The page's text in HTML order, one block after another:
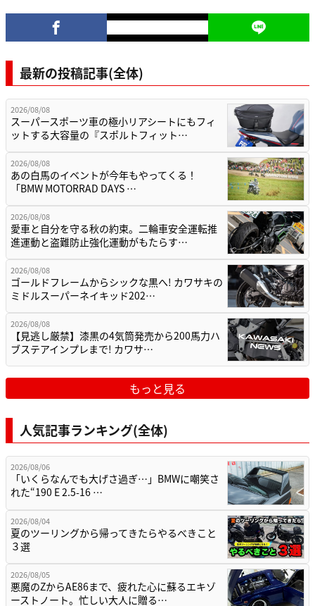
最新の投稿記事(全体)
2026/08/08
スーパースポーツ車の極小リアシートにもフィ
ットする大容量の『スポルトフィット…
2026/08/08
あの白馬のイベントが今年もやってくる！
「BMW MOTORRAD DAYS …
2026/08/08
愛車と自分を守る秋の約束。二輪車安全運転推
進運動と盗難防止強化運動がもたらす…
2026/08/08
ゴールドフレームからシックな黒へ! カワサキの
ミドルスーパーネイキッド202…
2026/08/08
【見逃し厳禁】漆黒の4気筒発売から200馬力ハ
ブステアインプレまで! カワサ…
もっと見る
人気記事ランキング(全体)
2026/08/06
「いくらなんでも大げさ過ぎ…」BMWに嘲笑さ
れた“190 E 2.5-16 …
2026/08/04
夏のツーリングから帰ってきたらやるべきこと
３選
2026/08/05
悪魔のZからAE86まで、疲れた心に蘇るエキゾ
ーストノート。忙しい大人に贈る…